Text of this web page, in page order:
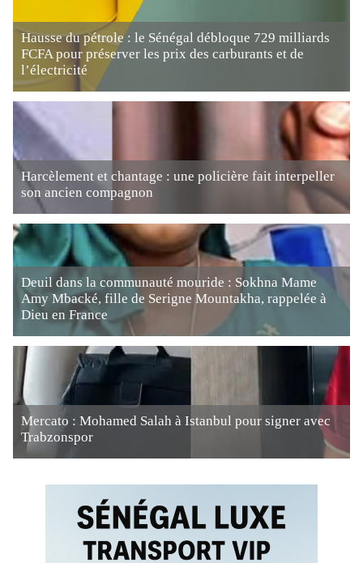
Hausse du pétrole : le Sénégal débloque 729 milliards
FCFA pour préserver les prix des carburants et de
l’électricité
Harcèlement et chantage : une policière fait interpeller
son ancien compagnon
Deuil dans la communauté mouride : Sokhna Mame
Amy Mbacké, fille de Serigne Mountakha, rappelée à
Dieu en France
Mercato : Mohamed Salah à Istanbul pour signer avec
Trabzonspor